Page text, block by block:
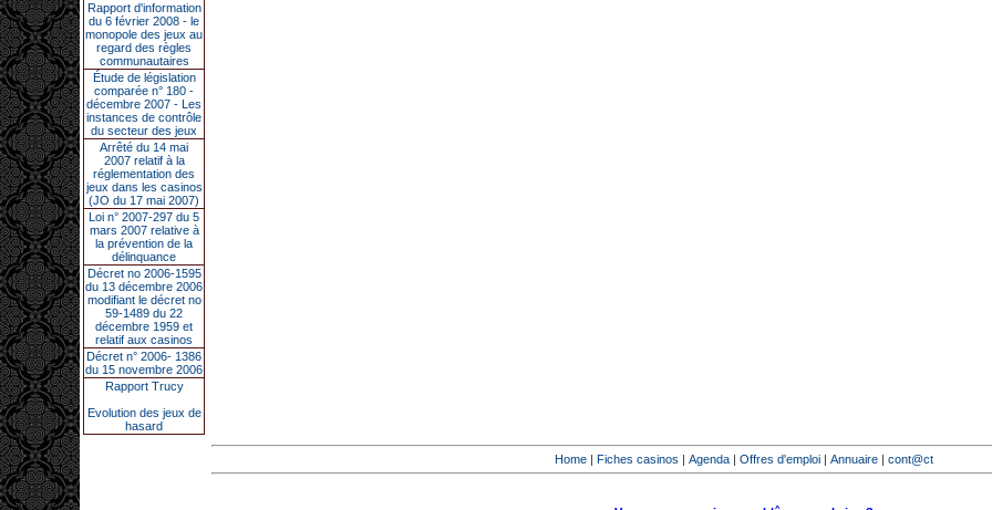
Rapport d'information
du 6 février 2008 - le
monopole des jeux au
regard des règles
communautaires
Étude de législation
comparée n° 180 -
décembre 2007 - Les
instances de contrôle
du secteur des jeux
Arrêté du 14 mai
2007 relatif à la
réglementation des
jeux dans les casinos
(JO du 17 mai 2007)
Loi n° 2007-297 du 5
mars 2007 relative à
la prévention de la
délinquance
Décret no 2006-1595
du 13 décembre 2006
modifiant le décret no
59-1489 du 22
décembre 1959 et
relatif aux casinos
Décret n° 2006- 1386
du 15 novembre 2006
Rapport Trucy
Evolution des jeux de
hasard
Home | Fiches casinos | Agenda | Offres d'emploi | Annuaire | cont@ct